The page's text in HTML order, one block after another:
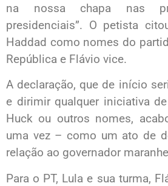
na nossa chapa nas
presidenciais”. O petista
Haddad como nomes do
República e Flávio vice.
A declaração, que de início
e dirimir qualquer iniciativa
Huck ou outros nomes,
uma vez – como um ato de
relação ao governador
Para o PT, Lula e sua turma,